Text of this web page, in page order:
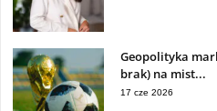
Geopolityka
brak) na mist...
17 cze 2026